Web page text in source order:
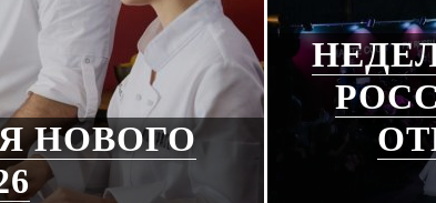
НОВОГО